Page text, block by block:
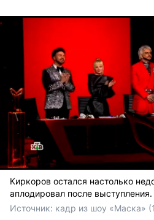
Киркоров остался настолько
аплодировал после выступления.
Источник: кадр из шоу «Маска»